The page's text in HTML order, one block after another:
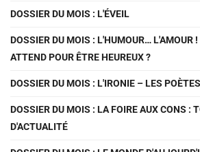
DOSSIER DU MOIS : L'ÉVEIL
DOSSIER DU MOIS : L'HUMOUR… L'AMOUR !
ATTEND POUR ÊTRE HEUREUX ?
DOSSIER DU MOIS : L'IRONIE – LES
DOSSIER DU MOIS : LA FOIRE AUX CONS :
D'ACTUALITÉ